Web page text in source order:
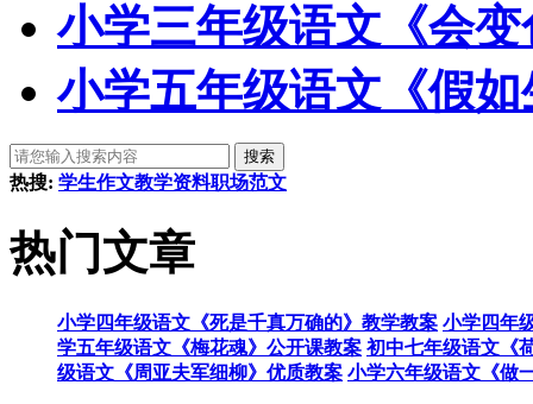
小学三年级语文《会
小学五年级语文《假
热搜: 学生作文教学资料职场范文
热门文章
小学四年级语文《死是千真万确的》教学教案 小学四年
学五年级语文《梅花魂》公开课教案 初中七年级语文《
级语文《周亚夫军细柳》优质教案 小学六年级语文《做